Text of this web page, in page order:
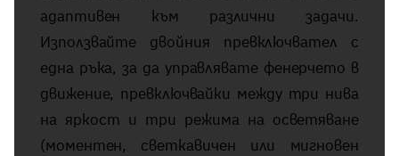
адаптивен към различни задачи.
Използвайте двойния превключвател с
една ръка, за да управлявате фенерчето в
движение, превключвайки между три нива
на яркост и три режима на осветяване
(моментен, светкавичен или мигновен